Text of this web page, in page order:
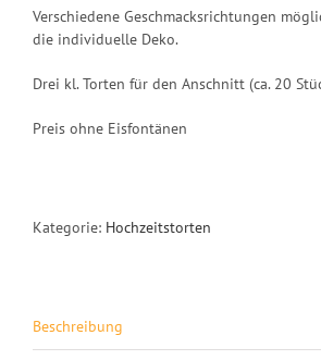
Verschiedene Geschmacksrichtungen
die individuelle Deko.
Drei kl. Torten für den Anschnitt (ca. 20
Preis ohne Eisfontänen
Kategorie: Hochzeitstorten
Beschreibung